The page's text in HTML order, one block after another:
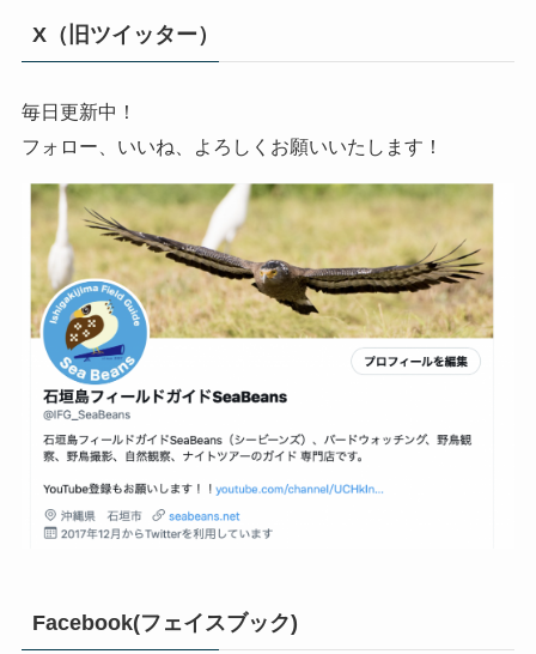
X（旧ツイッター）
毎日更新中！
フォロー、いいね、よろしくお願いいたします！
Facebook(フェイスブック)